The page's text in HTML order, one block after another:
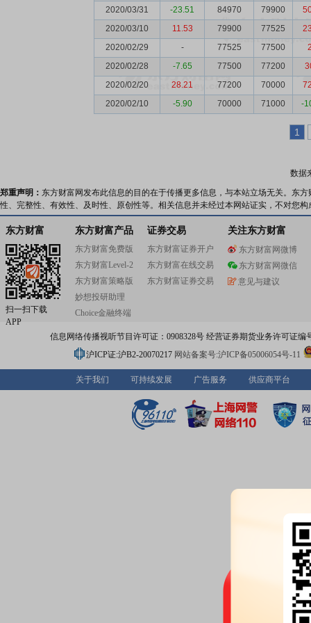
2020/03/31
-23.51 84970 79900
2020/03/10
11.53 79900 77525
2020/02/29
- 77525 77500
2020/02/28
-7.65 77500 77200
2020/02/20
28.21 77200 70000
2020/02/10
-5.90 70000 71000 -
1
数据
郑重声明： 东方财富网发布此信息的目的在于传播更多信息，与本站立场无关。东
性、完整性、有效性、及时性、原创性等。相关信息并未经过本网站证实，不对您
东方财富
扫一扫下载
APP
东方财富产品
东方财富免费版
东方财富Level-2
东方财富策略版
妙想投研助理
Choice金融终端
证券交易
东方财富证券开户
东方财富在线交易
东方财富证券交易
关注东方财富
东方财富网微博
东方财富网微信
意见与建议
信息网络传播视听节目许可证：0908328号 经营证券期货业务许可证编
沪ICP证:沪B2-20070217 网站备案号:沪ICP备05006054号-11
关于我们 可持续发展 广告服务 供应商平台